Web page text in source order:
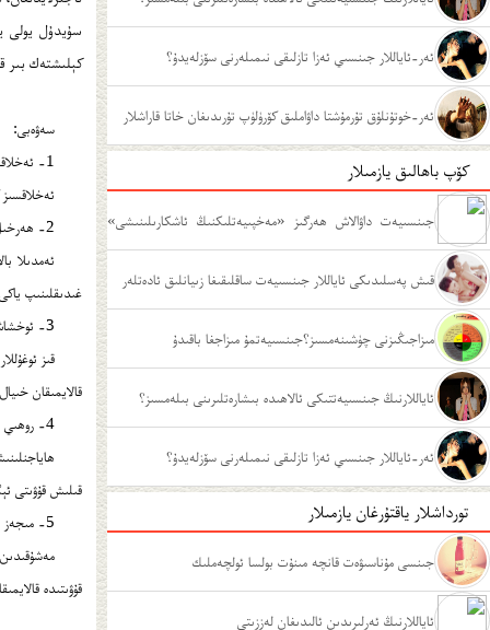
ئەر-ئاياللار جىنسىي ئەزا تازلىقى نىمىلەرنى سۆزلەيدۇ؟
ئەر-خوتۇنلۇق تۇرمۇشتا داۋاملىق كۆرۈلۈپ تۇرىدىغان خاتا قاراشلار
كۆپ باھالىق يازمىلار
جىنسىيەت داۋالاش ھەرگىز «مەخپىيەتلىكنىڭ ئاشكارىلىنىشى»
ئەمەس قىش پەسلىدىكى ئاياللار جىنسىيەت ساقلىقىغا زىيانلىق ئادەتلەر
مىزاجىڭىزنى چۈشىنەمسىز؟جىنسىيەتمۇ مىزاجغا باقىدۇ
ئاياللارنىڭ جىنسىيەتتىكى ئالاھىدە بىشارەتلىرىنى بىلەمسىز؟
ئەر-ئاياللار جىنسىي ئەزا تازلىقى نىمىلەرنى سۆزلەيدۇ؟
تورداشلار ياقتۇرغان يازمىلار
جىنسى مۇناسىۋەت قانچە مىنۇت بولسا ئولچەملىك
ئاياللارنىڭ ئەرلىرىدىن ئالىدىغان لەززىتى
سۇيدۇل يولى
كېلىشتەك بىر
سەۋەبى:
1- ئەخلاقسىز كىشىلەرنىڭ ئۆگىتىشى ۋە باشلىشىغا مۇناسىۋەتلىك سەۋەب.
2- ھەرخىل غىدىقلىنىشلارغا مۇناسىۋەتلىك سەۋەب.
ئەمدىلا
غىدىقلىنىپ
3- ئوخشاش جىنسىلىقلار مۇھەببەتلىشىش ياكى بىرگە يېتىشقا مۇناسىۋەتلىك سەۋەب.
قىز
قالايمىقان
4- روھىي ئامىللارغا مۇناسىۋەتلىك سەۋەب.
قىلىش قۇۋىتى
5- مىجەز ئامىلىغا مۇناسىۋەتلىك سەۋەب.
قۇۋىتىدە